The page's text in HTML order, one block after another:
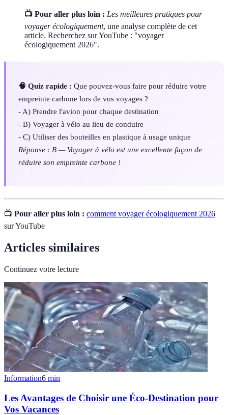
📺 Pour aller plus loin : Les meilleures pratiques pour
voyager écologiquement, une analyse complète de cet
article. Recherchez sur YouTube : "voyager
écologiquement 2026".
🧠 Quiz rapide : Que pouvez-vous faire pour réduire votre
empreinte carbone lors de vos voyages ?
- A) Prendre l'avion pour chaque destination
- B) Voyager à vélo au lieu de conduire
- C) Utiliser des bouteilles en plastique à usage unique
Réponse : B — Voyager à vélo est une excellente façon de
réduire son empreinte carbone !
📺 Pour aller plus loin : comment voyager écologiquement 2026
sur YouTube
Articles similaires
Continuez votre lecture
Information6 min
Les Avantages de Choisir une Éco-Destination pour
Vos Vacances